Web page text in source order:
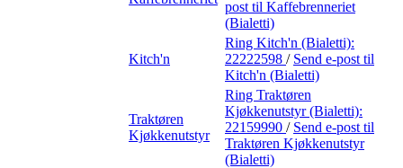
post til Kaffebrenneriet
(Bialetti)
Kitch'n
Ring Kitch'n (Bialetti):
22222598 / Send e-post til
Kitch'n (Bialetti)
Traktøren
Kjøkkenutstyr
Ring Traktøren
Kjøkkenutstyr (Bialetti):
22159990 / Send e-post til
Traktøren Kjøkkenutstyr
(Bialetti)